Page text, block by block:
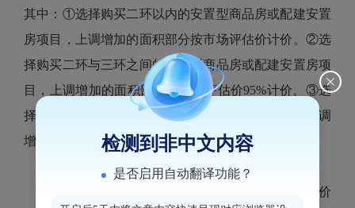
其中：①选择购买二环以内的安置型商品房或配建安置
房项目，上调增加的面积部分按市场评估价计价。②选
择购买二环与三环之间的安置型商品房或配建安置房项
目，上调增加的面积部分按市场评估价95%计价。③选
择购买三环外的安置型商品房或配建安置房项目，上调
增加的面积部分按市场评估价90%计价。
（二）分户补偿及评估办法
在签约期限内，若被征收人同意按整体区位价计价
检测到非中文内容
是否启用自动翻译功能？